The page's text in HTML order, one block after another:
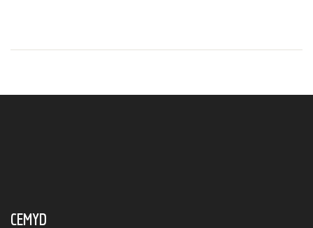
CEMYD